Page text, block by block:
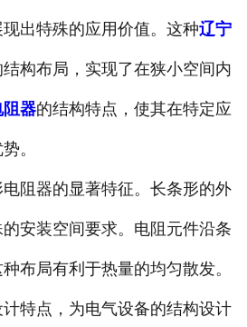
公司风采
出特殊的应用价值。这种辽宁
构布局，实现了在狭小空间内
器的结构特点，使其在特定应
。
器的显著特征。长条形的外
安装空间要求。电阻元件沿条
布局有利于热量的均匀散发。
特点，为电气设备的结构设计